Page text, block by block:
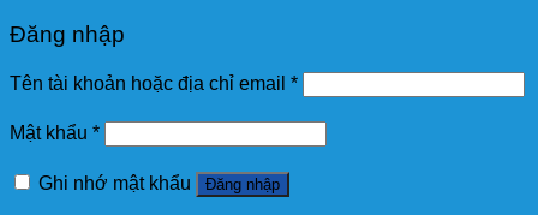
Đăng nhập
Tên tài khoản hoặc địa chỉ email *
Mật khẩu *
Ghi nhớ mật khẩu Đăng nhập